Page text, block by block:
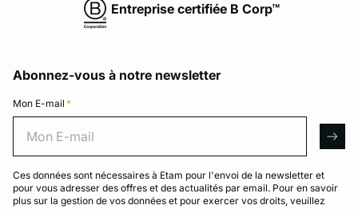
Entreprise certifiée B Corp™
Abonnez-vous à notre newsletter
Mon E-mail *
Ces données sont nécessaires à Etam pour l'envoi de la newsletter et
pour vous adresser des offres et des actualités par email. Pour en savoir
plus sur la gestion de vos données et pour exercer vos droits, veuillez